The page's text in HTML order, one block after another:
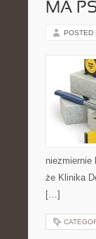
MA
POSTED
niezmiernie
że Klinika
[…]